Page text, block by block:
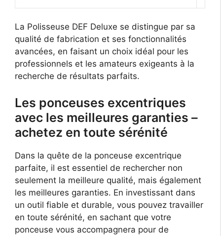
La Polisseuse DEF Deluxe se distingue par sa
qualité de fabrication et ses fonctionnalités
avancées, en faisant un choix idéal pour les
professionnels et les amateurs exigeants à la
recherche de résultats parfaits.
Les ponceuses excentriques
avec les meilleures garanties –
achetez en toute sérénité
Dans la quête de la ponceuse excentrique
parfaite, il est essentiel de rechercher non
seulement la meilleure qualité, mais également
les meilleures garanties. En investissant dans
un outil fiable et durable, vous pouvez travailler
en toute sérénité, en sachant que votre
ponceuse vous accompagnera pour de